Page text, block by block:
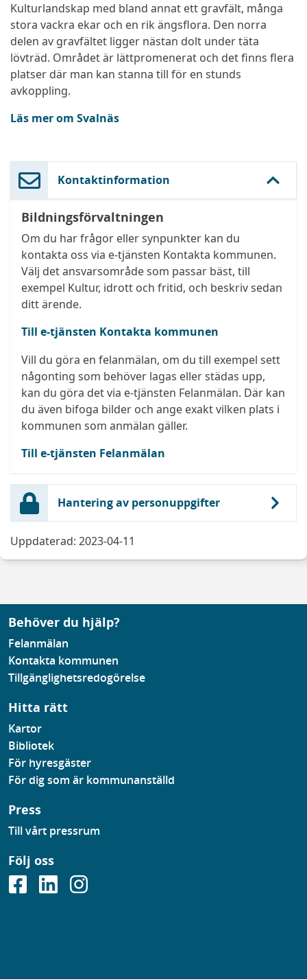
Kulturlandskap med bland annat ett gravfält, många
stora vackra ekar och en rik ängsflora. Den norra
delen av gravfältet ligger nästan dolt under täta
lövträd. Området är lättpromenerat och det finns flera
platser där man kan stanna till för en stunds
avkoppling.
Läs mer om Svalnäs
Kontaktinformation
Bildningsförvaltningen
Om du har frågor eller synpunkter kan du
kontakta oss via e-tjänsten Kontakta kommunen.
Välj det ansvarsområde som passar bäst, till
exempel Kultur, idrott och fritid, och beskriv sedan
ditt ärende.
Till e-tjänsten Kontakta kommunen
Vill du göra en felanmälan, om du till exempel sett
någonting som behöver lagas eller städas upp,
kan du göra det via e-tjänsten Felanmälan. Där kan
du även bifoga bilder och ange exakt vilken plats i
kommunen som anmälan gäller.
Till e-tjänsten Felanmälan
Hantering av personuppgifter
Uppdaterad: 2023-04-11
Behöver du hjälp?
Felanmälan
Kontakta kommunen
Tillgänglighetsredogörelse
Hitta rätt
Kartor
Bibliotek
För hyresgäster
För dig som är kommunanställd
Press
Till vårt pressrum
Följ oss